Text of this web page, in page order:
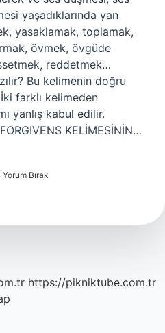
yaşadıklarında yan
yasaklamak, toplamak,
övmek, övgüde
reddetmek…
Bu kelimenin doğru
İki farklı kelimeden
yanlış kabul edilir.
KELİMESİNİN…
Yorum Bırak
https://pikniktube.com.tr